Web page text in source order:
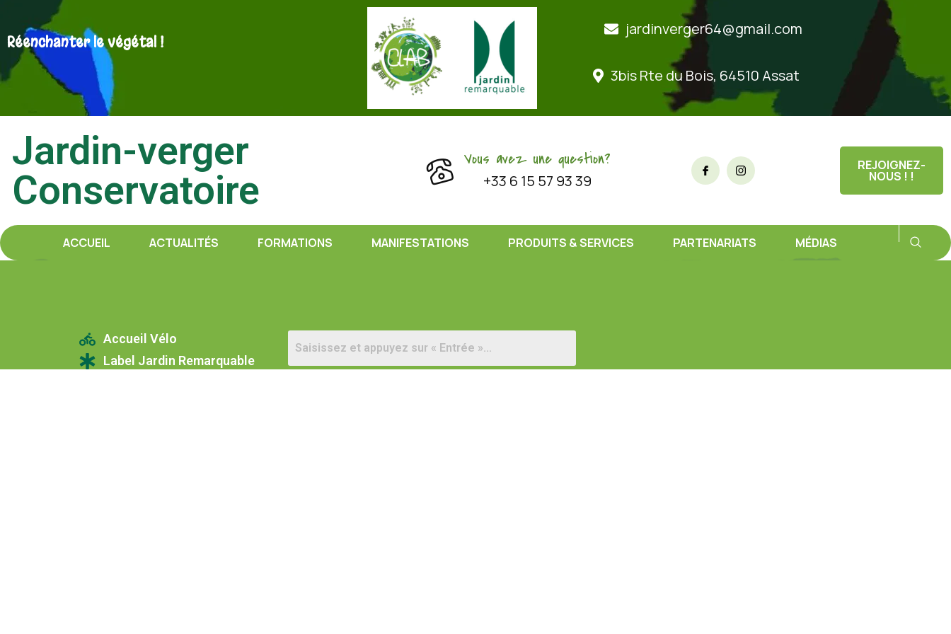
Réenchanter le végétal !
jardinverger64@gmail.com
3bis Rte du Bois, 64510 Assat
Jardin-verger
Conservatoire
Vous avez une question?
+33 6 15 57 93 39
REJOIGNEZ-
NOUS ! !
ACCUEIL ACTUALITÉS FORMATIONS MANIFESTATIONS PRODUITS & SERVICES PARTENARIATS MÉDIAS
Accueil Vélo
Label Jardin Remarquable